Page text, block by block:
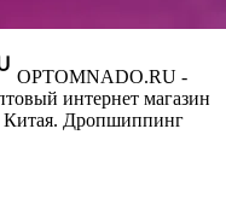
OPTOMNADO.RU -
интернет магазин
Китая. Дропшиппинг